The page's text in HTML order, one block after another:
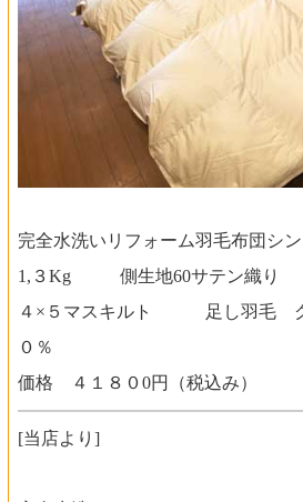
完全水洗いリフォーム羽毛布団
1,３Kg 側生地60サテン織
４×５マスキルト 足し羽毛 グ
０％
価格 ４１８０0円（税込み）
[当店より]